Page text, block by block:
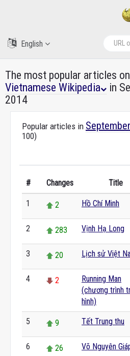
English
The most popular articles on
Vietnamese Wikipedia
in
2014
Popular articles in
100)
# Changes Title
1 2 Hồ Chí Minh
2 283 Vịnh Hạ Long
3 20 Lịch sử Việt
4 2
Running Man
(chương trình
hình)
5 9 Tết Trung thu
6 26 Võ Nguyên